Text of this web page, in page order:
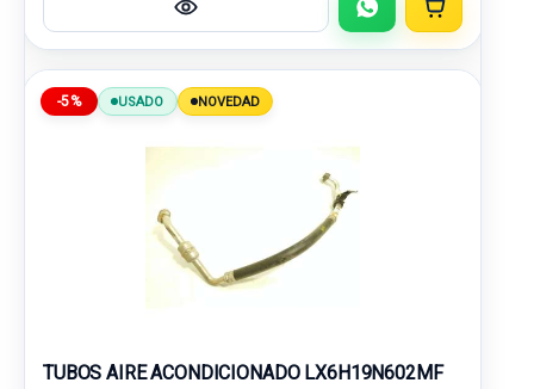
-5% USADO NOVEDAD
TUBOS AIRE ACONDICIONADO LX6H19N602MF